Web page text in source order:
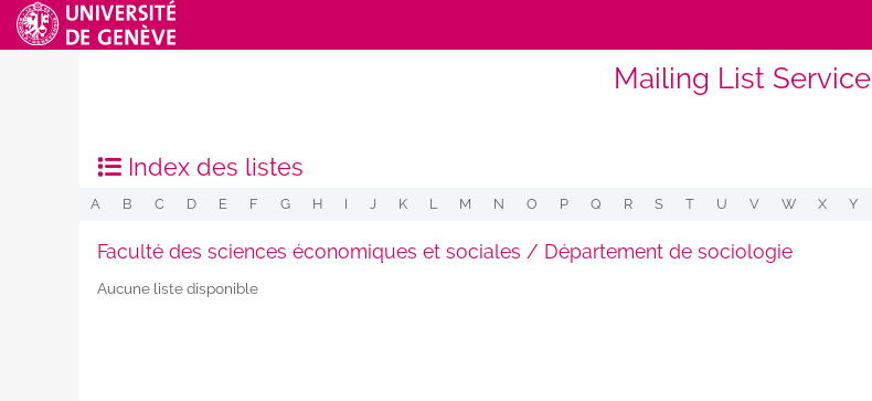
Mailing List Service
Index des listes
A B C D E F G H I J K L M N O P Q R S T U V W X Y
Faculté des sciences économiques et sociales / Département de sociologie
Aucune liste disponible